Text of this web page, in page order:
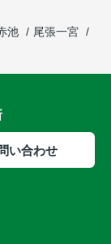
池
尾張一宮
い合わせ